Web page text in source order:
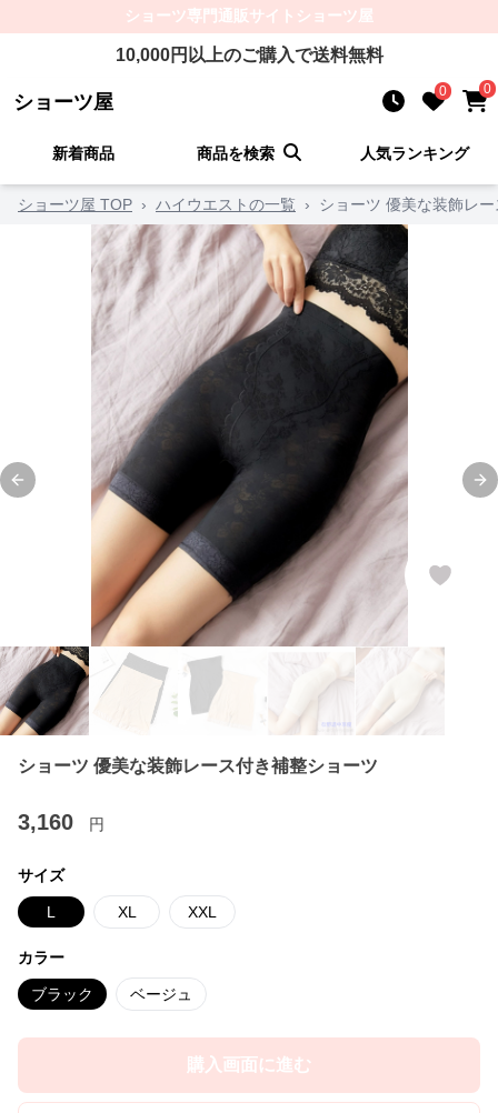
ショーツ専門通販サイト ショーツ屋
10,000円以上のご購入で送料無料
ショーツ屋 0 0
新着商品 商品を検索 人気ランキング
ショーツ屋 TOP › ハイウエストの一覧 › ショーツ 優美な装飾レ
Previous slide
ショーツ 優美な装飾レース付き補整ショーツ
3,160 円
サイズ
L XL XXL
カラー
ブラック ベージュ
購入画面に進む